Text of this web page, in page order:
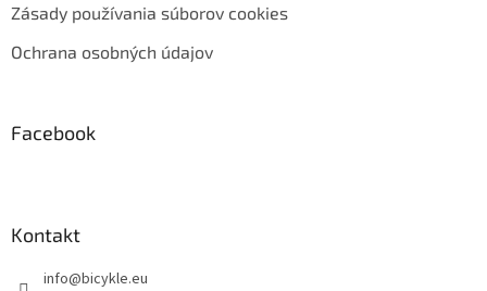
Zásady používania súborov cookies
Ochrana osobných údajov
Facebook
Kontakt
info@bicykle.eu